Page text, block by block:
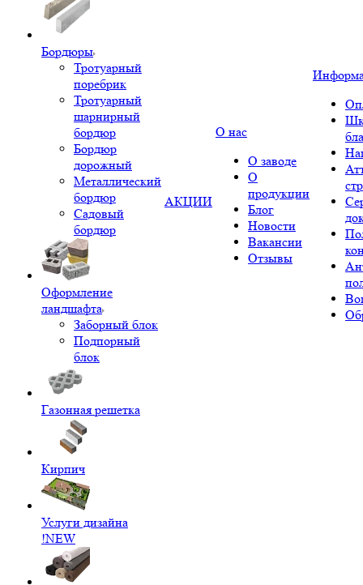
Бордюры
Тротуарный
поребрик
Тротуарный
шарнирный
бордюр
Бордюр
дорожный
Металлический
бордюр
Садовый
бордюр
Оформление
ландшафта
Заборный блок
Подпорный
блок
Газонная решетка
Кирпич
Услуги дизайна
!NEW
АКЦИИ
О нас
О заводе
О
продукции
Блог
Новости
Вакансии
Отзывы